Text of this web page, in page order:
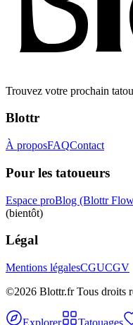
Trouvez votre prochain
Blottr
À proposFAQContact
Pour les tatoueurs
Espace proBlog (Blottr
(bientôt)
Légal
Mentions légalesCGUCGV
©2026 Blottr.fr Tous droits
Explorer Tatouages